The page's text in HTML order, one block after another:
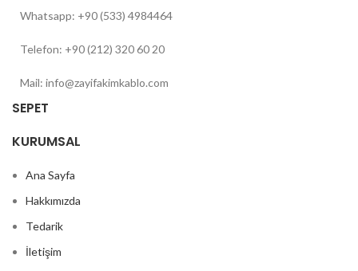
Whatsapp: +90 (533) 4984464
Telefon: +90 (212) 320 60 20
Mail: info@zayifakimkablo.com
SEPET
KURUMSAL
Ana Sayfa
Hakkımızda
Tedarik
İletişim